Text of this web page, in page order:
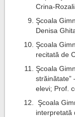
Crina-
Şcoala
Denisa
Şcoala
recitată de
Şcoala
străinătate”
elevi; Prof.
Şcoala
interpretată